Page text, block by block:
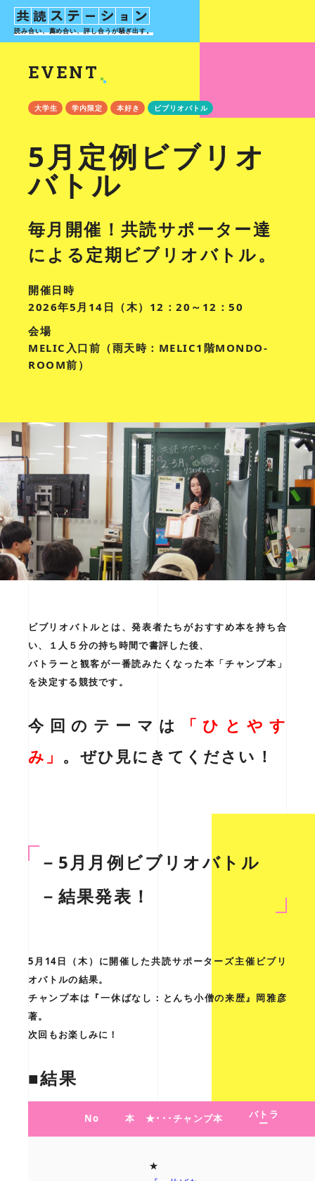
読み合い、薦め合い、評し合うが騒ぎ出す。
EVENT
大学生 学内限定 本好き ビブリオバトル
5月定例ビブリオ
バトル
毎月開催！共読サポーター達
による定期ビブリオバトル。
開催日時
2026年5月14日（木）12：20～12：50
会場
MELIC入口前（雨天時：MELIC1階MONDO-
ROOM前）
ビブリオバトルとは、発表者たちがおすすめ本を持ち合
い、１人５分の持ち時間で書評した後、
バトラーと観客が一番読みたくなった本「チャンプ本」
を決定する競技です。
今回のテーマは 「ひとやす
み 」 。ぜひ見にきてください！
－5月月例ビブリオバトル
－結果発表！
5月14日（木）に開催した共読サポーターズ主催ビブリ
オバトルの結果。
チャンプ本は『一休ばなし：とんち小僧の来歴』岡雅彦
著。
次回もお楽しみに！
■結果
No 本 ★･･･チャンプ本 バトラ
ー
★